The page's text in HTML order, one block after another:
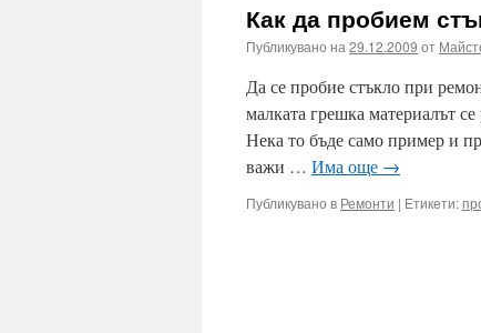
Как да пробием
Публикувано на 29.12.2009 от
Да се пробие стъкло при
малката грешка материалът
Нека то бъде само пример и
важи … Има още →
Публикувано в Ремонти | Етикети: